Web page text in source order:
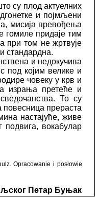
су плод актуелних
и појмљени
мисија превођења
гомиле придаје тим
при том не жртвује
стандардна.
и недокучива
под којим велике и
човеку у крв и
израња претеће и
То су
повесница прераста
настајуће, живе
подвига, вокабулар
Opracowanie i posłowie
Петар Буњак